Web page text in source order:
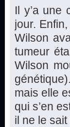
Il y’a une
jour.
Wilson
tumeur
Wilson
mais elle
qui s’en
il ne le